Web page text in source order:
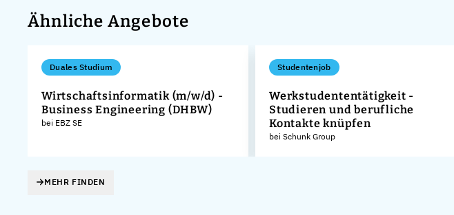
Ähnliche Angebote
Duales Studium
Wirtschaftsinformatik (m/w/d) -
Business Engineering (DHBW)
bei EBZ SE
Studentenjob
Werkstudententätigkeit -
Studieren und berufliche
Kontakte knüpfen
bei Schunk Group
MEHR FINDEN